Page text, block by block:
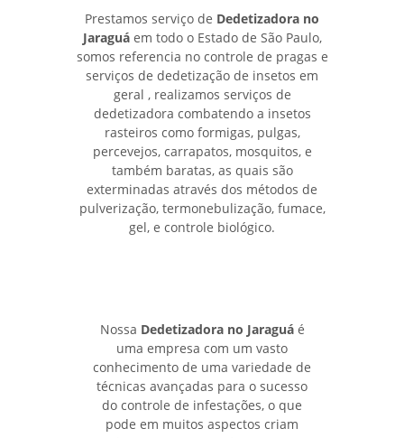
Prestamos serviço de Dedetizadora no
Jaraguáem todo o Estado de São Paulo,
somos referencia no controle de pragas e
serviços de dedetização de insetos em
geral , realizamos serviços de
dedetizadora combatendo a insetos
rasteiros como formigas, pulgas,
percevejos, carrapatos, mosquitos, e
também baratas, as quais são
exterminadas através dos métodos de
pulverização, termonebulização, fumace,
gel, e controle biológico.
Nossa Dedetizadora no Jaraguáé
uma empresa com um vasto
conhecimento de uma variedade de
técnicas avançadas para o sucesso
do controle de infestações, o que
pode em muitos aspectos criam